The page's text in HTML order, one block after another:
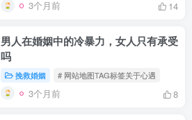
3个月前 14
男人在婚姻中的冷暴力，女人只有承受
吗
挽救婚姻 # 网站地图TAG标签关于心遇
3个月前 8